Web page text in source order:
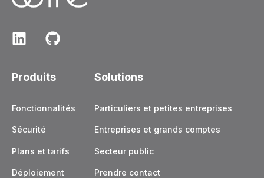
Produits
Fonctionnalités
Sécurité
Plans et tarifs
Déploiement
Solutions
Particuliers et petites entreprises
Entreprises et grands comptes
Secteur public
Prendre contact